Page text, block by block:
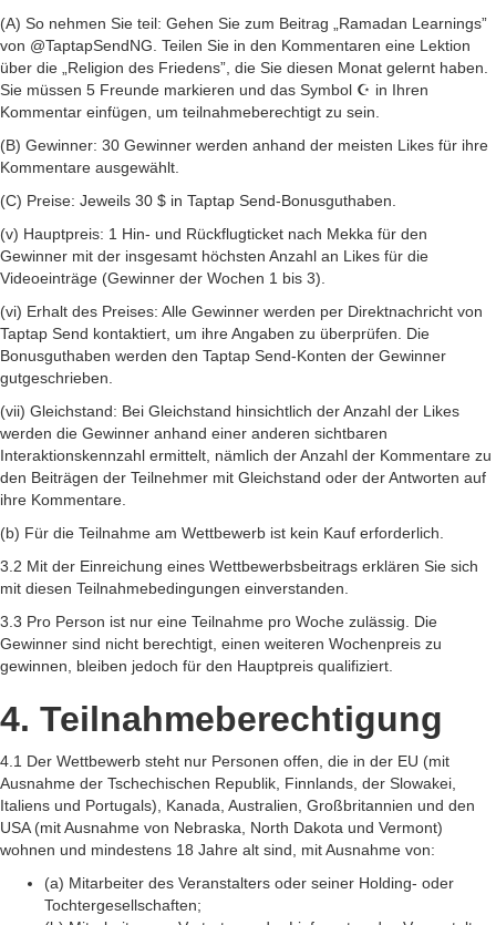
(A) So nehmen Sie teil: Gehen Sie zum Beitrag „Ramadan Learnings”
von @TaptapSendNG. Teilen Sie in den Kommentaren eine Lektion
über die „Religion des Friedens”, die Sie diesen Monat gelernt haben.
Sie müssen 5 Freunde markieren und das Symbol ☪️ in Ihren
Kommentar einfügen, um teilnahmeberechtigt zu sein.
(B) Gewinner: 30 Gewinner werden anhand der meisten Likes für ihre
Kommentare ausgewählt.
(C) Preise: Jeweils 30 $ in Taptap Send-Bonusguthaben.
(v) Hauptpreis: 1 Hin- und Rückflugticket nach Mekka für den
Gewinner mit der insgesamt höchsten Anzahl an Likes für die
Videoeinträge (Gewinner der Wochen 1 bis 3).
(vi) Erhalt des Preises: Alle Gewinner werden per Direktnachricht von
Taptap Send kontaktiert, um ihre Angaben zu überprüfen. Die
Bonusguthaben werden den Taptap Send-Konten der Gewinner
gutgeschrieben.
(vii) Gleichstand: Bei Gleichstand hinsichtlich der Anzahl der Likes
werden die Gewinner anhand einer anderen sichtbaren
Interaktionskennzahl ermittelt, nämlich der Anzahl der Kommentare zu
den Beiträgen der Teilnehmer mit Gleichstand oder der Antworten auf
ihre Kommentare.
(b) Für die Teilnahme am Wettbewerb ist kein Kauf erforderlich.
3.2 Mit der Einreichung eines Wettbewerbsbeitrags erklären Sie sich
mit diesen Teilnahmebedingungen einverstanden.
3.3 Pro Person ist nur eine Teilnahme pro Woche zulässig. Die
Gewinner sind nicht berechtigt, einen weiteren Wochenpreis zu
gewinnen, bleiben jedoch für den Hauptpreis qualifiziert.
4. Teilnahmeberechtigung
4.1 Der Wettbewerb steht nur Personen offen, die in der EU (mit
Ausnahme der Tschechischen Republik, Finnlands, der Slowakei,
Italiens und Portugals), Kanada, Australien, Großbritannien und den
USA (mit Ausnahme von Nebraska, North Dakota und Vermont)
wohnen und mindestens 18 Jahre alt sind, mit Ausnahme von:
(a) Mitarbeiter des Veranstalters oder seiner Holding- oder
Tochtergesellschaften;